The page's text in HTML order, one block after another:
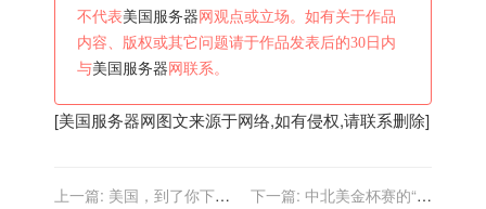
不代表美国服务器 网观点或立场。如有关于作品
内容、版权或其它问题请于作品发表后的30日内
与美国服务器 网联系。
[美国服务器网图文来源于网络,如有侵权,请联系删除]
上一篇: 美国，到了你下场
下一篇: 中北美金杯赛的“美